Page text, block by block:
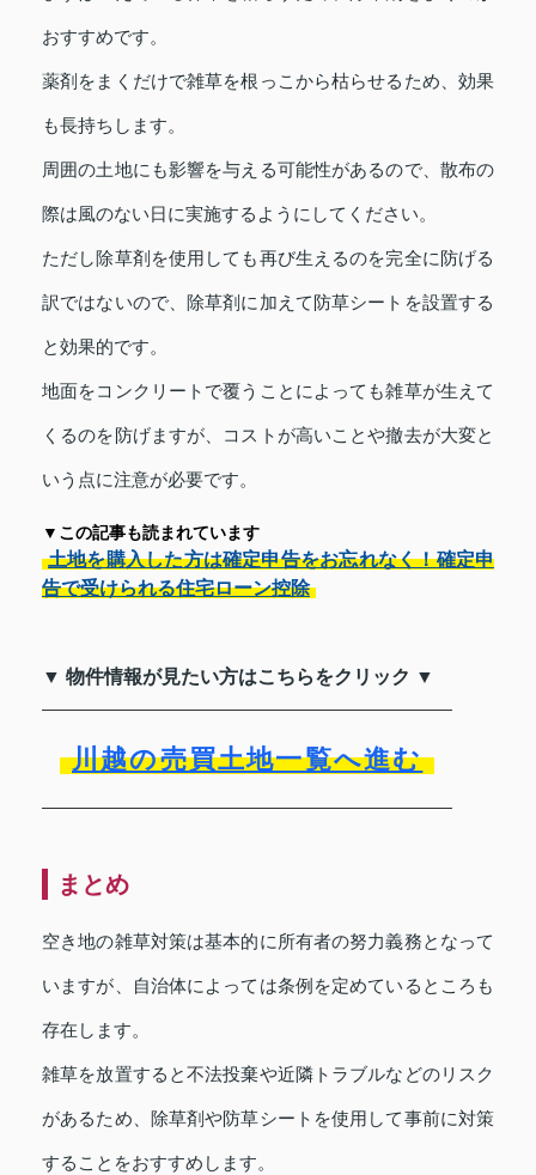
おすすめです。
薬剤をまくだけで雑草を根っこから枯らせるため、効果
も長持ちします。
周囲の土地にも影響を与える可能性があるので、散布の
際は風のない日に実施するようにしてください。
ただし除草剤を使用しても再び生えるのを完全に防げる
訳ではないので、除草剤に加えて防草シートを設置する
と効果的です。
地面をコンクリートで覆うことによっても雑草が生えて
くるのを防げますが、コストが高いことや撤去が大変と
いう点に注意が必要です。
▼この記事も読まれています
土地を購入した方は確定申告をお忘れなく！確定申
告で受けられる住宅ローン控除
▼ 物件情報が見たい方はこちらをクリック ▼
川越の売買土地一覧へ進む
まとめ
空き地の雑草対策は基本的に所有者の努力義務となって
いますが、自治体によっては条例を定めているところも
存在します。
雑草を放置すると不法投棄や近隣トラブルなどのリスク
があるため、除草剤や防草シートを使用して事前に対策
することをおすすめします。